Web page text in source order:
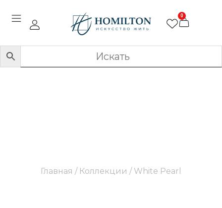
0
Главная / Коллекции / White Pearl